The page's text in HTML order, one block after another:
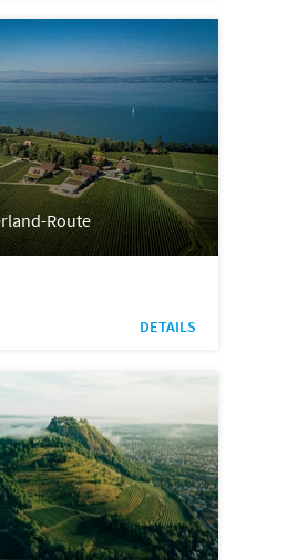
Route
DETAILS